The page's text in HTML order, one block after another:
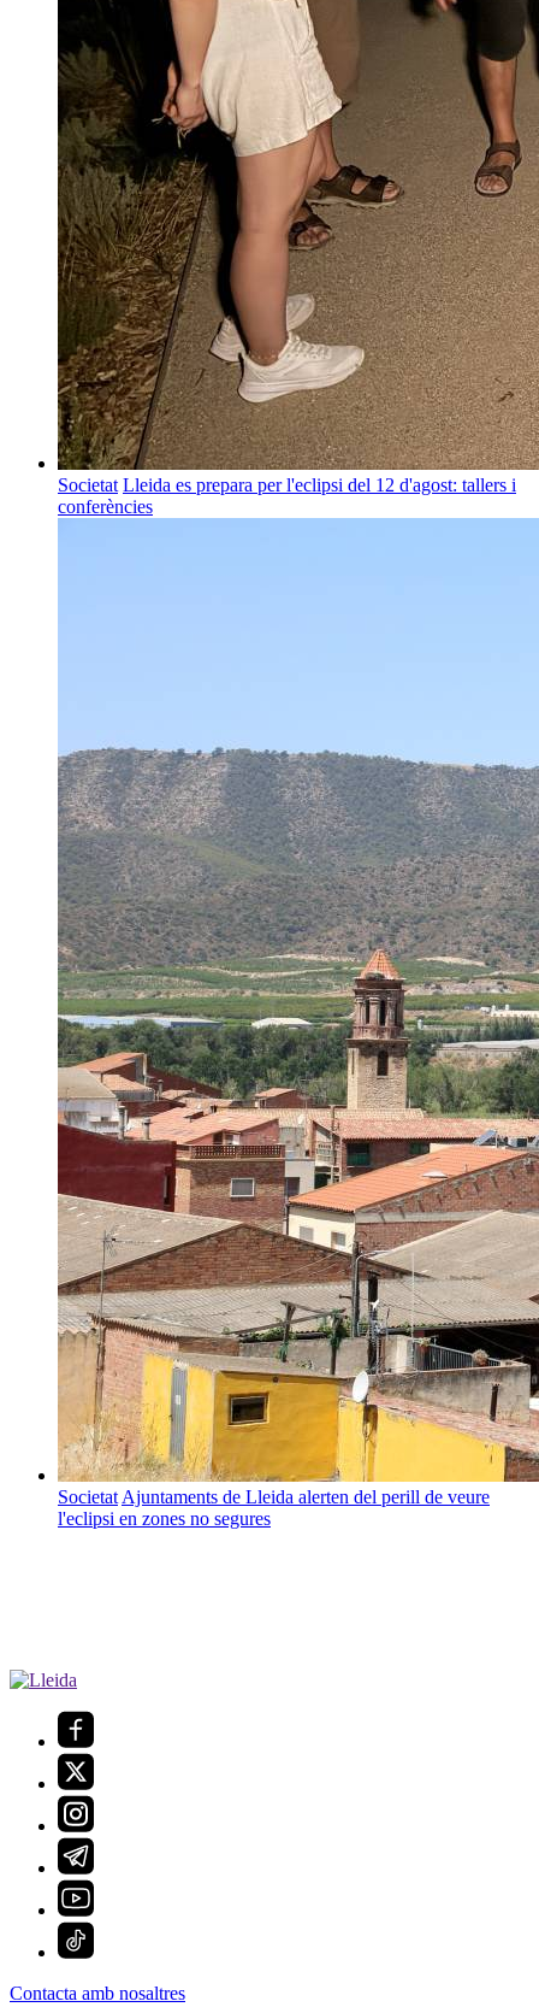
Societat Lleida es prepara per l'eclipsi del 12 d'agost: tallers i
conferències
Societat Ajuntaments de Lleida alerten del perill de veure
l'eclipsi en zones no segures
Contacta amb nosaltres